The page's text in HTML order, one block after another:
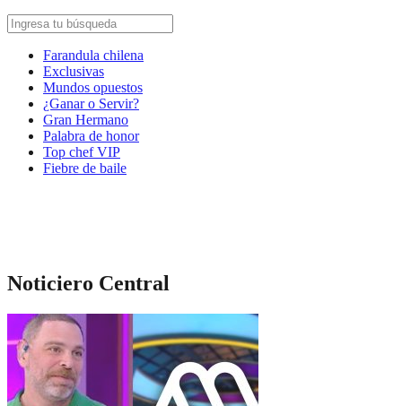
Farandula chilena
Exclusivas
Mundos opuestos
¿Ganar o Servir?
Gran Hermano
Palabra de honor
Top chef VIP
Fiebre de baile
Noticiero Central